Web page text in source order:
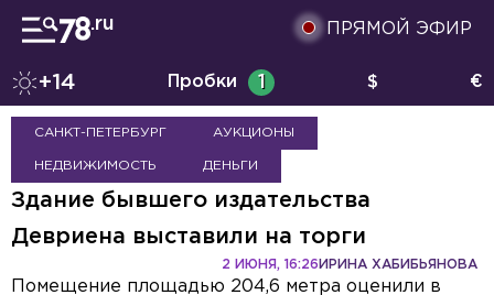
ПРЯМОЙ ЭФИР
+14 Пробки 1 $ €
САНКТ-ПЕТЕРБУРГ АУКЦИОНЫ
НЕДВИЖИМОСТЬ ДЕНЬГИ
Здание бывшего издательства
Девриена выставили на торги
ИРИНА ХАБИБЬЯНОВА
2 ИЮНЯ, 16:26
Помещение площадью 204,6 метра оценили в